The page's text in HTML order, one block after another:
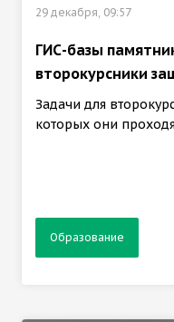
29 декабря, 09:57
ГИС-базы
второкурсники
Задачи для
которых они
Образование